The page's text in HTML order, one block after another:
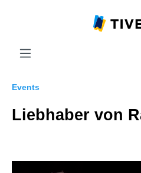
Events
Liebhaber von